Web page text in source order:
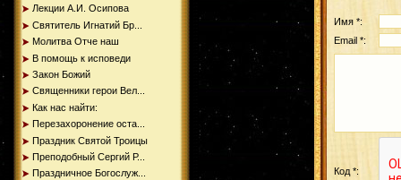
Лекции А.И. Осипова
Святитель Игнатий Бр...
Молитва Отче наш
В помощь к исповеди
Закон Божий
Священники герои Вел...
Как нас найти:
Перезахоронение оста...
Праздник Святой Троицы
Преподобный Сергий Р...
Праздничное Богослуж...
Имя *:
Email *:
Код *: